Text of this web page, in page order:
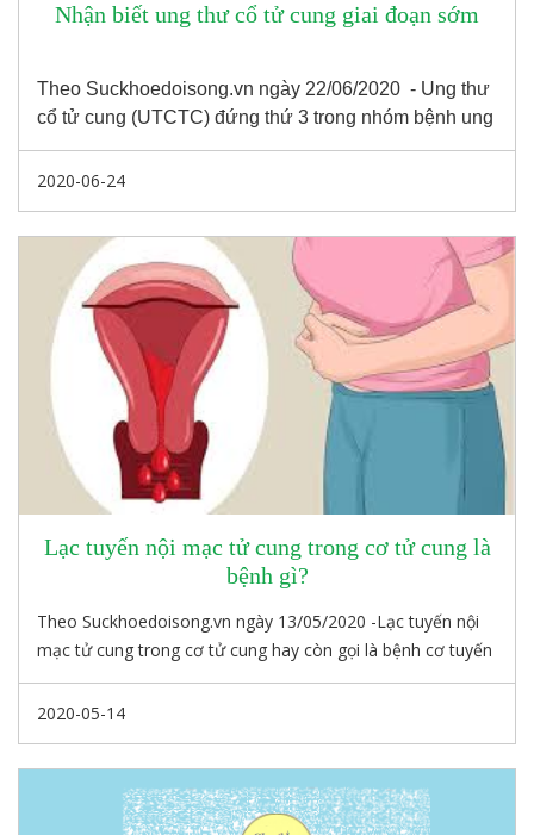
Nhận biết ung thư cổ tử cung giai đoạn sớm
Theo Suckhoedoisong.vn ngày 22/06/2020 - Ung thư
cổ tử cung (UTCTC) đứng thứ 3 trong nhóm bệnh ung
thư gây tử vong cao nhất ở nữ giới, sau ung thư vú và
ung thư buồng trứng.
2020-06-24
Lạc tuyến nội mạc tử cung trong cơ tử cung là
bệnh gì?
Theo Suckhoedoisong.vn ngày 13/05/2020 -Lạc tuyến nội
mạc tử cung trong cơ tử cung hay còn gọi là bệnh cơ tuyến
tử cung (LTNMTCTC) là hiện tượng các mô tuyến trong nội
mạc tử cung xuất hiện và phát triển trong lớp cơ tử cung.
có chu kỳ phát triển và thoái triển theo chu kỳ hormon sinh
dục nữ, tạo ra hiện tượng kinh nguyệt. Khi mô tuyến này lạc
vào trong cơ tử cung sẽ tạo ra tình trạng bệnh lý bất
2020-05-14